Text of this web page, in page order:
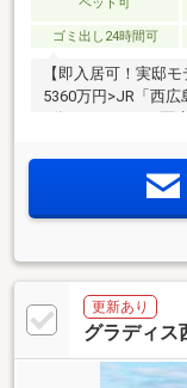
ゴミ出し24時間可
【即入居可！実邸
5360万円>JR「西広
テム」を標準装備
用施設が魅力の高
更新あり
グラディ